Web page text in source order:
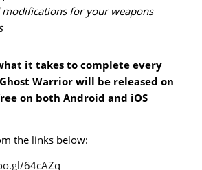
modifications for your weapons
it takes to complete every
Warrior will be released on
on both Android and iOS
the links below:
64cAZq